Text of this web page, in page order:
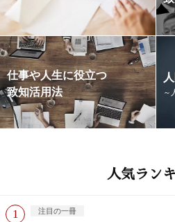
仕事や人生に役立つ
致知活用法
～
人気ラン
注目の一冊